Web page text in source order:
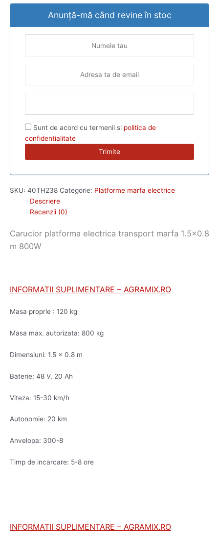
Anunță-mă când revine în stoc
Sunt de acord cu termenii si politica de
confidentialitate
SKU: 40TH238 Categorie: Platforme marfa electrice
Descriere
Recenzii (0)
Carucior platforma electrica transport marfa 1.5×0.8
m 800W
INFORMATII SUPLIMENTARE – AGRAMIX.RO
Masa proprie : 120 kg
Masa max. autorizata: 800 kg
Dimensiuni: 1.5 x 0.8 m
Baterie: 48 V, 20 Ah
Viteza: 15-30 km/h
Autonomie: 20 km
Anvelopa: 300-8
Timp de incarcare: 5-8 ore
INFORMATII SUPLIMENTARE – AGRAMIX.RO